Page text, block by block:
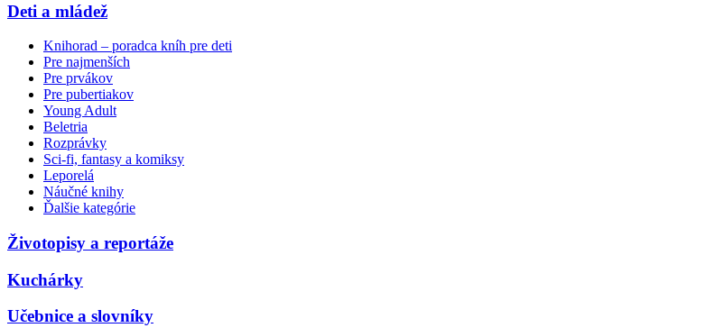
Deti a mládež
Knihorad – poradca kníh pre deti
Pre najmenších
Pre prvákov
Pre pubertiakov
Young Adult
Beletria
Rozprávky
Sci-fi, fantasy a komiksy
Leporelá
Náučné knihy
Ďalšie kategórie
Životopisy a reportáže
Kuchárky
Učebnice a slovníky